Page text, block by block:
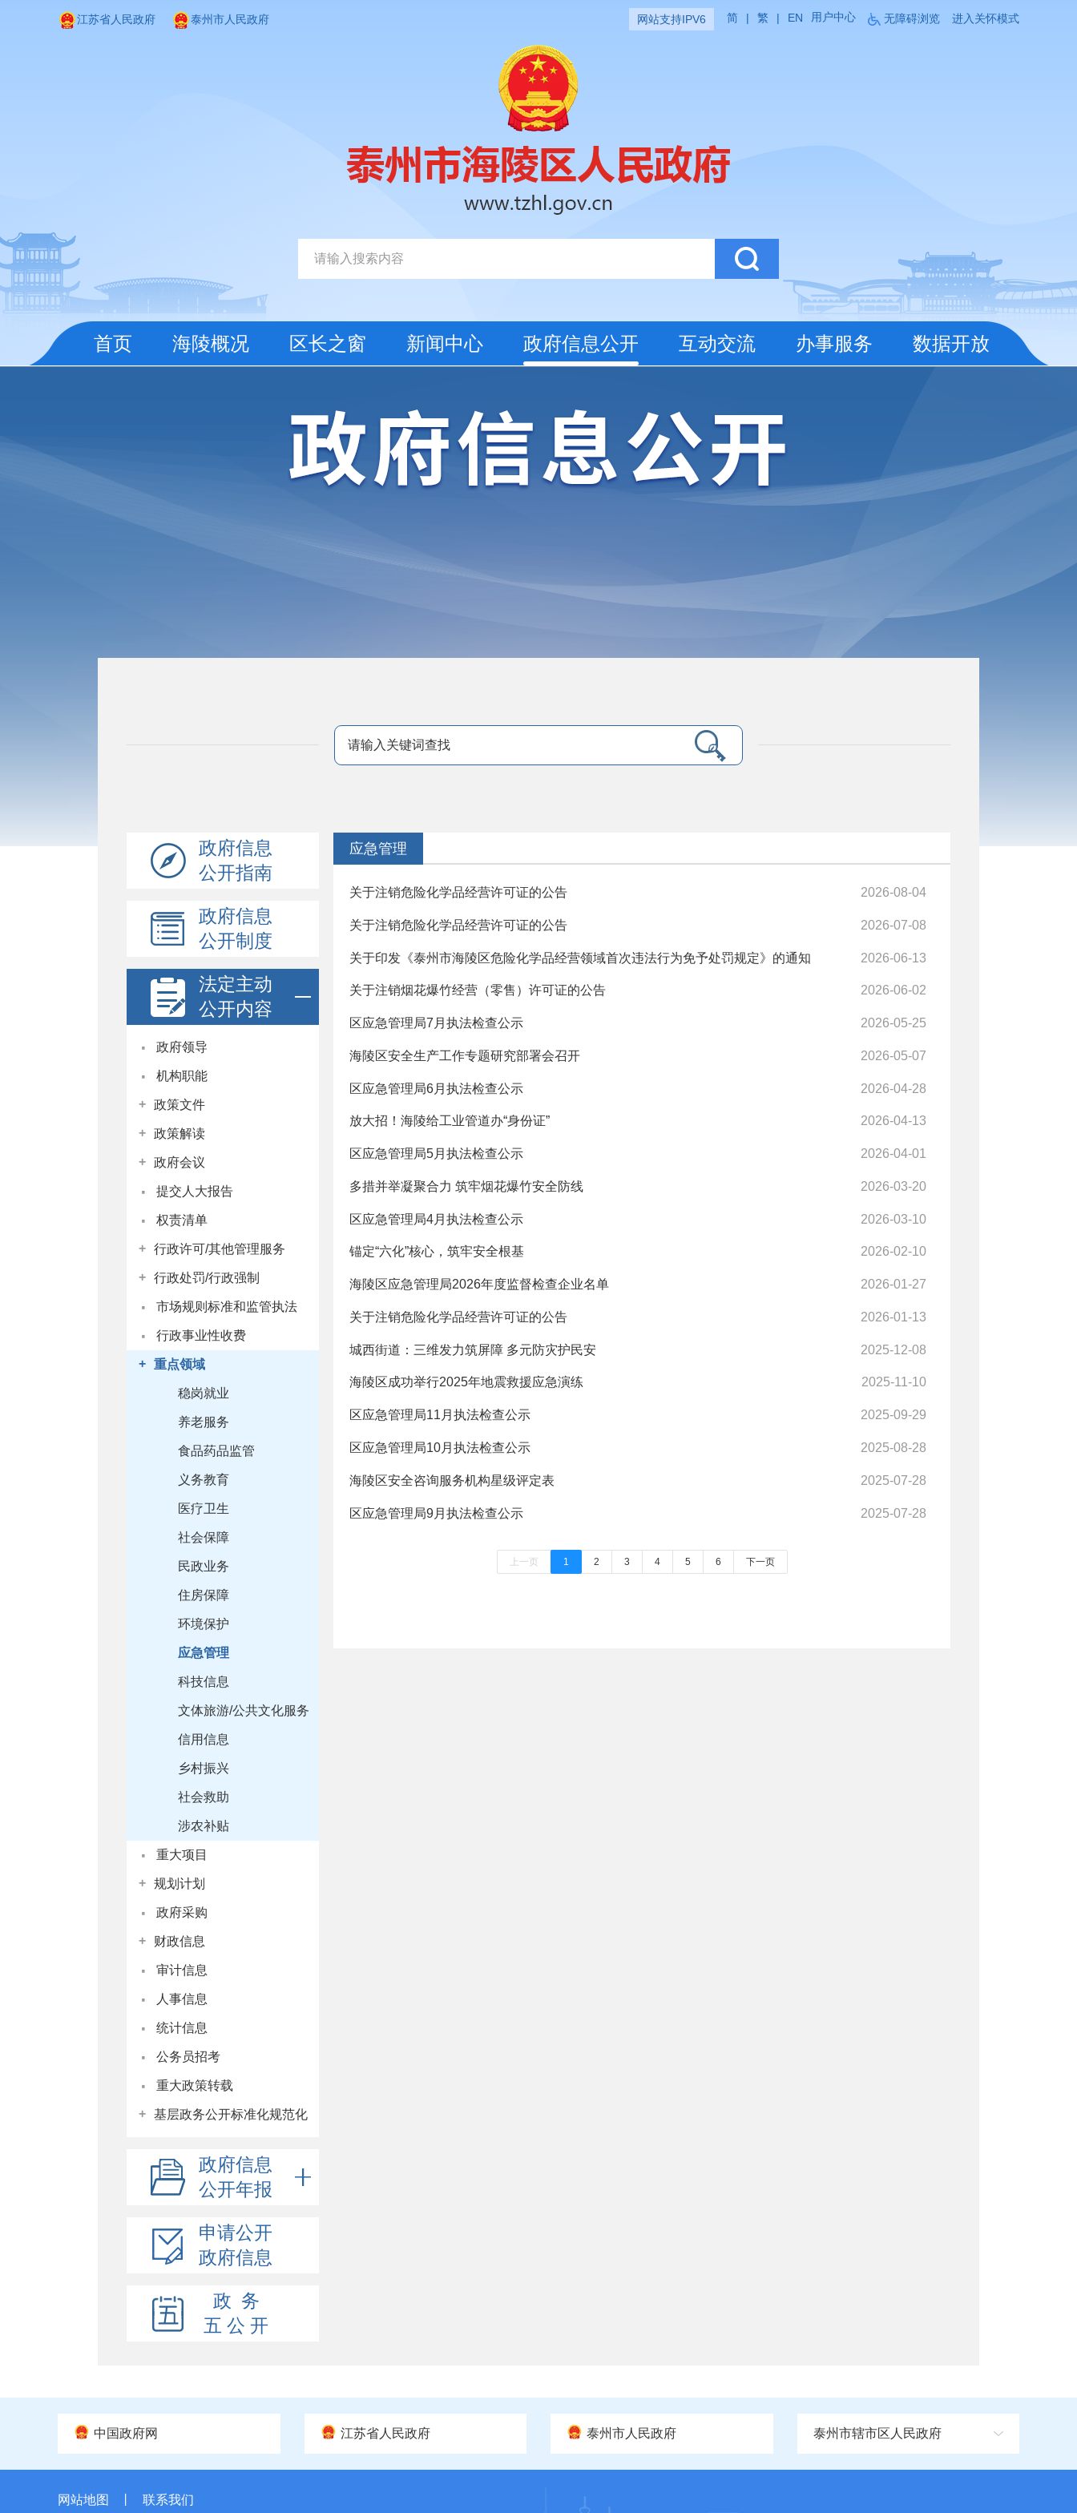
江苏省人民政府 泰州市人民政府 网站支持IPV6 简 | 繁 | EN 用户中心 无障碍浏览 进入关怀模式
首页 海陵概况 区长之窗 新闻中心 政府信息公开 互动交流 办事服务 数据开放
政府信息
公开指南
政府信息
公开制度
法定主动
公开内容
· 政府领导
· 机构职能
+ 政策文件
+ 政策解读
+ 政府会议
· 提交人大报告
· 权责清单
+ 行政许可/其他管理服务
+ 行政处罚/行政强制
· 市场规则标准和监管执法
· 行政事业性收费
+ 重点领域
稳岗就业
养老服务
食品药品监管
义务教育
医疗卫生
社会保障
民政业务
住房保障
环境保护
应急管理
科技信息
文体旅游/公共文化服务
信用信息
乡村振兴
社会救助
涉农补贴
· 重大项目
+ 规划计划
· 政府采购
+ 财政信息
· 审计信息
· 人事信息
· 统计信息
· 公务员招考
· 重大政策转载
+ 基层政务公开标准化规范化
政府信息
公开年报
申请公开
政府信息
政 务
五 公 开
应急管理
关于注销危险化学品经营许可证的公告 2026-08-04
关于注销危险化学品经营许可证的公告 2026-07-08
关于印发《泰州市海陵区危险化学品经营领域首次违法行为免予处罚规定》的通知 2026-06-13
关于注销烟花爆竹经营（零售）许可证的公告 2026-06-02
区应急管理局7月执法检查公示 2026-05-25
海陵区安全生产工作专题研究部署会召开 2026-05-07
区应急管理局6月执法检查公示 2026-04-28
放大招！海陵给工业管道办“身份证” 2026-04-13
区应急管理局5月执法检查公示 2026-04-01
多措并举凝聚合力 筑牢烟花爆竹安全防线 2026-03-20
区应急管理局4月执法检查公示 2026-03-10
锚定“六化”核心，筑牢安全根基 2026-02-10
海陵区应急管理局2026年度监督检查企业名单 2026-01-27
关于注销危险化学品经营许可证的公告 2026-01-13
城西街道：三维发力筑屏障 多元防灾护民安 2025-12-08
海陵区成功举行2025年地震救援应急演练 2025-11-10
区应急管理局11月执法检查公示 2025-09-29
区应急管理局10月执法检查公示 2025-08-28
​海陵区安全咨询服务机构星级评定表 2025-07-28
区应急管理局9月执法检查公示 2025-07-28
上一页 1 2 3 4 5 6 下一页
中国政府网 江苏省人民政府 泰州市人民政府 泰州市辖市区人民政府
网站地图 联系我们